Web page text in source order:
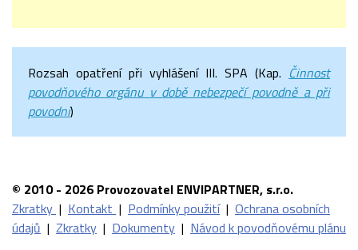
Rozsah opatření při vyhlášení III. SPA (Kap. Činnost
povodňového orgánu v době nebezpečí povodně a při
povodni)
© 2010 - 2026 Provozovatel ENVIPARTNER, s.r.o.
Zkratky | Kontakt | Podmínky použití | Ochrana osobních
údajů | Zkratky | Dokumenty | Návod k povodňovému plánu